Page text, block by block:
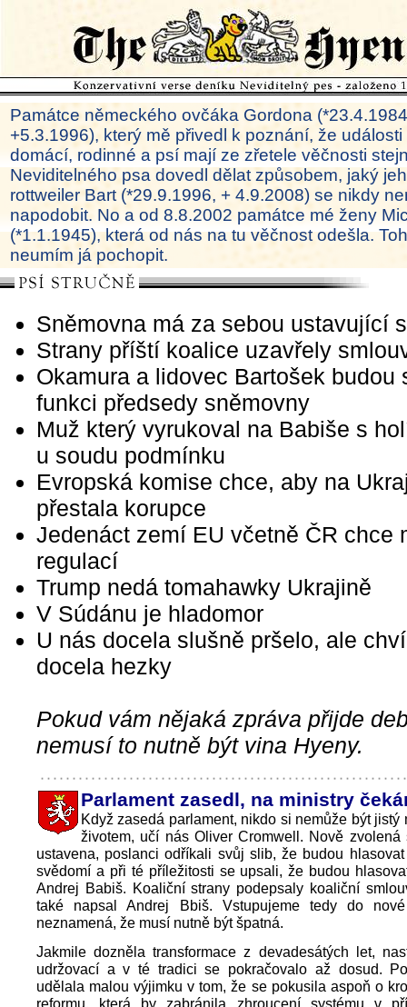
Památce německého ovčáka Gordona
+5.3.1996), který mě přivedl k poznání, že
domácí, rodinné a psí mají ze zřetele věčnosti
Neviditelného psa dovedl dělat způsobem, jaký
rottweiler Bart (*29.9.1996, + 4.9.2008) se nikdy
napodobit. No a od 8.8.2002 památce mé ženy
(*1.1.1945), která od nás na tu věčnost odešla.
neumím já pochopit.
Sněmovna má za sebou ustavující
Strany příští koalice uzavřely
Okamura a lidovec Bartošek budou
funkci předsedy sněmovny
Muž který vyrukoval na Babiše s
u soudu podmínku
Evropská komise chce, aby na
přestala korupce
Jedenáct zemí EU včetně ČR chce
regulací
Trump nedá tomahawky Ukrajině
V Súdánu je hladomor
U nás docela slušně pršelo, ale
docela hezky
Pokud vám nějaká zpráva přijde
nemusí to nutně být vina Hyeny.
Parlament zasedl, na ministry
Když zasedá parlament, nikdo si nemůže být jistý
životem, učí nás Oliver Cromwell. Nově zvolená
ustavena, poslanci odříkali svůj slib, že budou
svědomí a při té příležitosti se upsali, že budou
Andrej Babiš. Koaliční strany podepsaly koaliční
také napsal Andrej Bbiš. Vstupujeme tedy do
neznamená, že musí nutně být špatná.
Jakmile dozněla transformace z devadesátých let,
udržovací a v té tradici se pokračovalo až dosud.
udělala malou výjimku v tom, že se pokusila aspoň o
reformu, která by zabránila zhroucení systému v